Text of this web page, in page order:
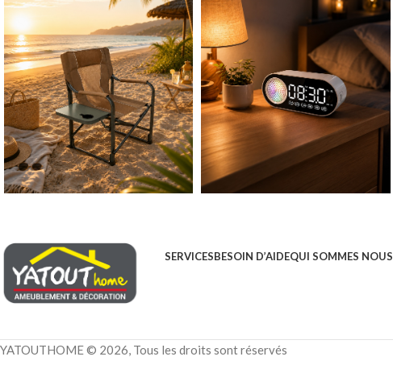
SERVICESBESOIN D’AIDEQUI SOMMES NOUS
YATOUTHOME © 2026, Tous les droits sont réservés